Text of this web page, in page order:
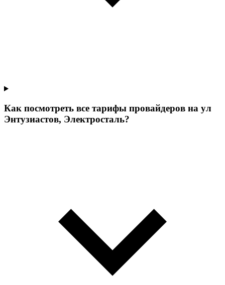
Как посмотреть все тарифы провайдеров на ул
Энтузиастов, Электросталь?